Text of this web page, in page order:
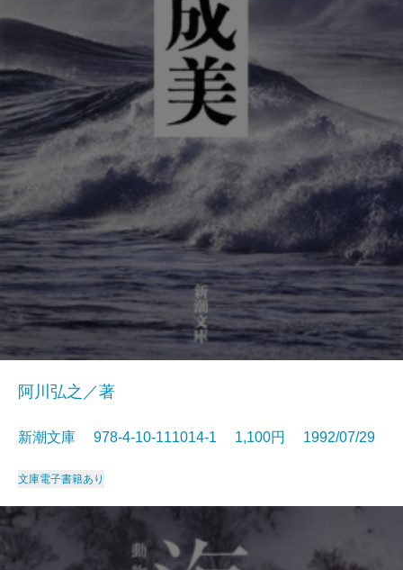
阿川弘之／著
新潮文庫 978-4-10-111014-1 1,100円 1992/07/29
文庫電子書籍あり